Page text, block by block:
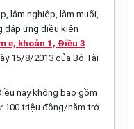
lâm nghiệp, làm muối,
đáp ứng điều kiện
e, khoản 1, Điều 3
15/8/2013 của Bộ Tài
này không bao gồm
100 triệu đồng/năm trở